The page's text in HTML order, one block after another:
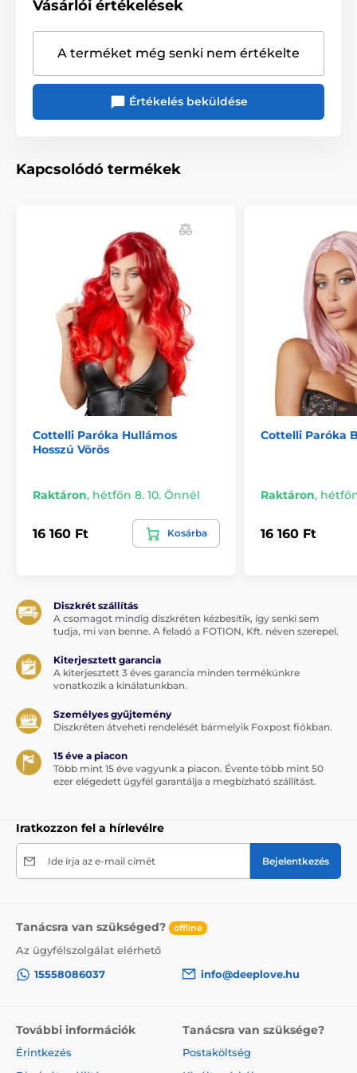
termékeket, különösen lakkokat vagy más
A termék a következő kategóriákba sorolt
Szerepjáték Rögzítettség
Vásárlói értékelések
A terméket még senki nem értékelte
Értékelés beküldése
Kapcsolódó termékek
Cottelli Paróka Hullámos
Hosszú Vörös
Raktáron, hétfőn 8. 10. Önnél
16 160 Ft Kosárba
Cottelli Paróka
Raktáron,
16 160 Ft
Diszkrét szállítás
A csomagot mindig diszkréten kézbesítik, így senki sem
tudja, mi van benne. A feladó a FOTION, Kft. néven szerepel.
Kiterjesztett garancia
A kiterjesztett 3 éves garancia minden termékünkre
vonatkozik a kínálatunkban.
Személyes gyűjtemény
Diszkréten átveheti rendelését bármelyik Foxpost fiókban.
15 éve a piacon
Több mint 15 éve vagyunk a piacon. Évente több mint 50
ezer elégedett ügyfél garantálja a megbízható szállítást.
Iratkozzon fel a hírlevélre
Ide írja az e-mail címét Bejelentkezés
Tanácsra van szükséged? offline
Az ügyfélszolgálat elérhető
15558086037
info@deeplove.hu
További információk
Érintkezés
Tanácsra van szüksége?
Postaköltség